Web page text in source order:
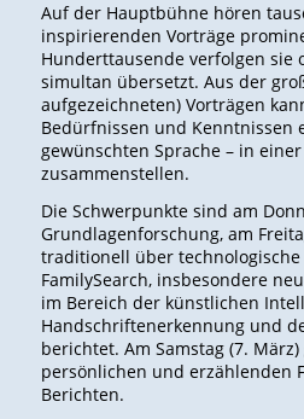
Auf der Hauptbühne hören
inspirierenden Vorträge
Hunderttausende verfolgen sie
simultan übersetzt. Aus der
aufgezeichneten) Vorträgen
Bedürfnissen und Kenntnissen
gewünschten Sprache – in
zusammenstellen.
Die Schwerpunkte sind am
Grundlagenforschung, am
traditionell über
FamilySearch, insbesondere
im Bereich der künstlichen
Handschriftenerkennung und
berichtet. Am Samstag (7.
persönlichen und erzählenden
Berichten.